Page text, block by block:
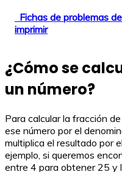
Fichas de problemas
imprimir
¿Cómo se
un número?
Para calcular la fracción
ese número por el
multiplica el resultado por
ejemplo, si queremos
entre 4 para obtener 25 y